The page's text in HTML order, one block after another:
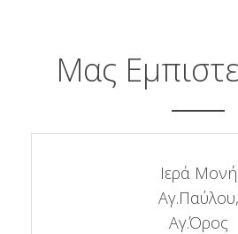
Μας
Ιερά Μονή
Αγ.Παύλου,
Αγ.Όρος